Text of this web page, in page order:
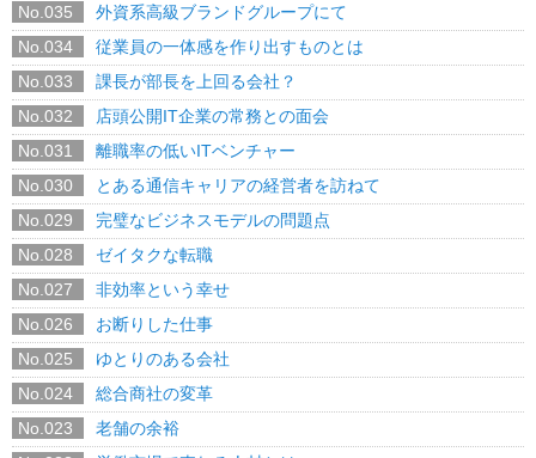
No.035
外資系高級ブランドグループにて
No.034
従業員の一体感を作り出すものとは
No.033
課長が部長を上回る会社？
No.032
店頭公開IT企業の常務との面会
No.031
離職率の低いITベンチャー
No.030
とある通信キャリアの経営者を訪ねて
No.029
完璧なビジネスモデルの問題点
No.028
ゼイタクな転職
No.027
非効率という幸せ
No.026
お断りした仕事
No.025
ゆとりのある会社
No.024
総合商社の変革
No.023
老舗の余裕